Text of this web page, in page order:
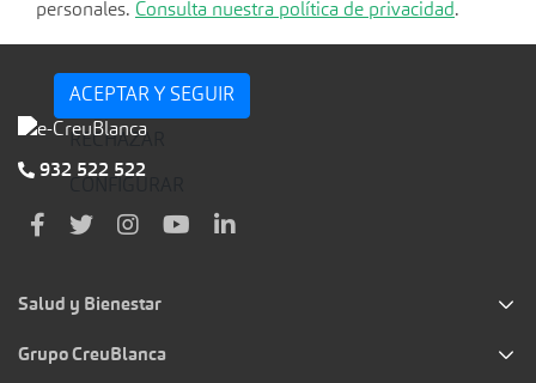
personales. Consulta nuestra política de privacidad.
ACEPTAR Y SEGUIR
RECHAZAR
932 522 522
Salud y Bienestar
Grupo CreuBlanca